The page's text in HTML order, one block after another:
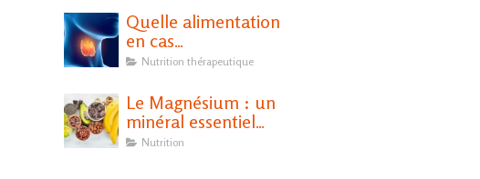
Quelle alimentation
en cas
d'hypothyroïdie ?
Nutrition thérapeutique
Le Magnésium : un
minéral essentiel
pour notre santé
Nutrition